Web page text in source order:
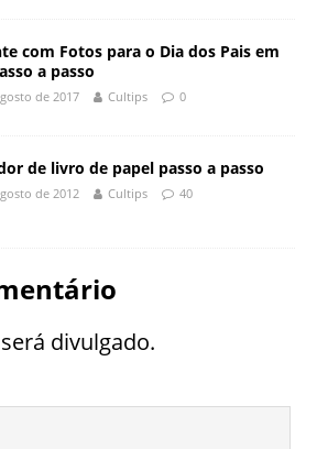
com Fotos para o Dia dos Pais em
a passo
de 2017 Cultips 0
de livro de papel passo a passo
de 2012 Cultips 40
divulgado.